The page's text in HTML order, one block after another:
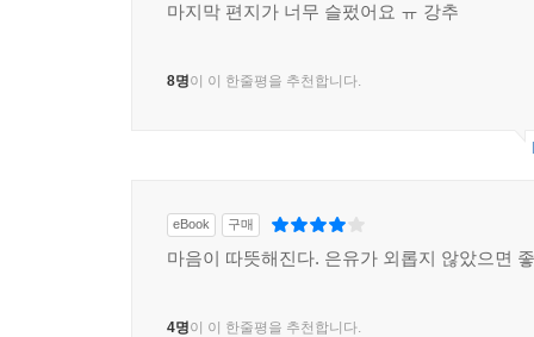
마지막 편지가 너무 슬펐어요 ㅠ 강추
8명이 이 한줄평을 추천합니다.
eBook 구매
마음이 따뜻해진다. 은유가 외롭지 않았으면
4명이 이 한줄평을 추천합니다.